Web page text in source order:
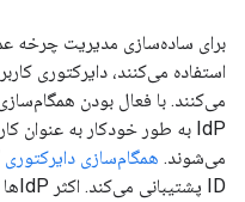
می‌کنند. با فعال بودن
می‌شوند. همگام‌سازی دایرکتوری